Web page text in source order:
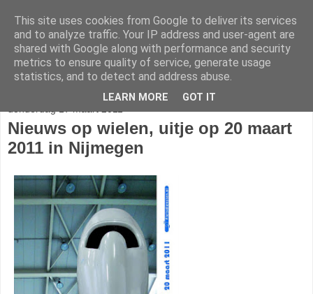
Trapkracht
veel leuke, mooie, grappige, fraaie en functionele fietsen
Nieuws op wielen, uitje op 20 maart
2011 in Nijmegen
This site uses cookies from Google to deliver its services
and to analyze traffic. Your IP address and user-agent are
shared with Google along with performance and security
metrics to ensure quality of service, generate usage
statistics, and to detect and address abuse.
LEARN MORE GOT IT